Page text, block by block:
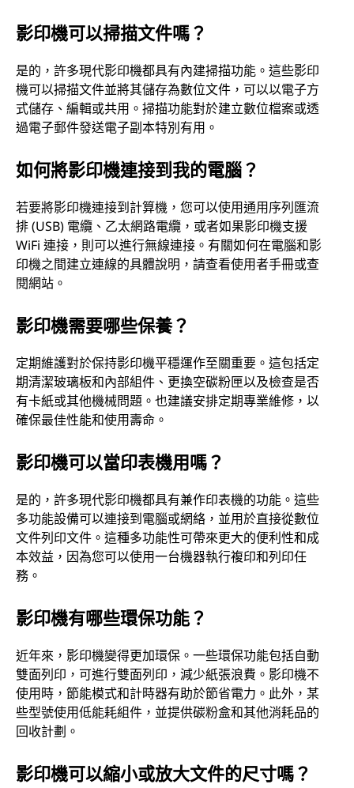
影印機可以掃描文件嗎？
是的，許多現代影印機都具有內建掃描功能。這些影印
機可以掃描文件並將其儲存為數位文件，可以以電子方
式儲存、編輯或共用。掃描功能對於建立數位檔案或透
過電子郵件發送電子副本特別有用。
如何將影印機連接到我的電腦？
若要將影印機連接到計算機，您可以使用通用序列匯流
排 (USB) 電纜、乙太網路電纜，或者如果影印機支援
WiFi 連接，則可以進行無線連接。有關如何在電腦和影
印機之間建立連線的具體說明，請查看使用者手冊或查
閱網站。
影印機需要哪些保養？
定期維護對於保持影印機平穩運作至關重要。這包括定
期清潔玻璃板和內部組件、更換空碳粉匣以及檢查是否
有卡紙或其他機械問題。也建議安排定期專業維修，以
確保最佳性能和使用壽命。
影印機可以當印表機用嗎？
是的，許多現代影印機都具有兼作印表機的功能。這些
多功能設備可以連接到電腦或網絡，並用於直接從數位
文件列印文件。這種多功能性可帶來更大的便利性和成
本效益，因為您可以使用一台機器執行複印和列印任
務。
影印機有哪些環保功能？
近年來，影印機變得更加環保。一些環保功能包括自動
雙面列印，可進行雙面列印，減少紙張浪費。影印機不
使用時，節能模式和計時器有助於節省電力。此外，某
些型號使用低能耗組件，並提供碳粉盒和其他消耗品的
回收計劃。
影印機可以縮小或放大文件的尺寸嗎？